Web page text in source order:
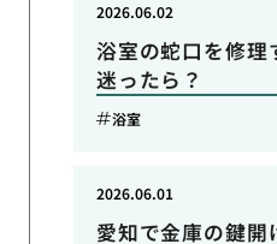
浴室の蛇口を修理
迷ったら？
2026.06.02
浴室
愛知で金庫の鍵開
2026.06.01